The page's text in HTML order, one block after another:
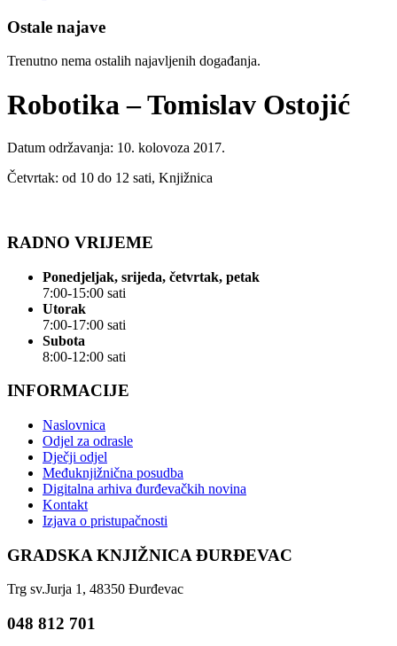
Ostale najave
Trenutno nema ostalih najavljenih događanja.
Robotika – Tomislav Ostojić
Datum održavanja: 10. kolovoza 2017.
Četvrtak: od 10 do 12 sati, Knjižnica
RADNO VRIJEME
Ponedjeljak, srijeda, četvrtak, petak
7:00-15:00 sati
Utorak
7:00-17:00 sati
Subota
8:00-12:00 sati
INFORMACIJE
Naslovnica
Odjel za odrasle
Dječji odjel
Međuknjižnična posudba
Digitalna arhiva đurđevačkih novina
Kontakt
Izjava o pristupačnosti
GRADSKA KNJIŽNICA ĐURĐEVAC
Trg sv.Jurja 1, 48350 Đurđevac
048 812 701